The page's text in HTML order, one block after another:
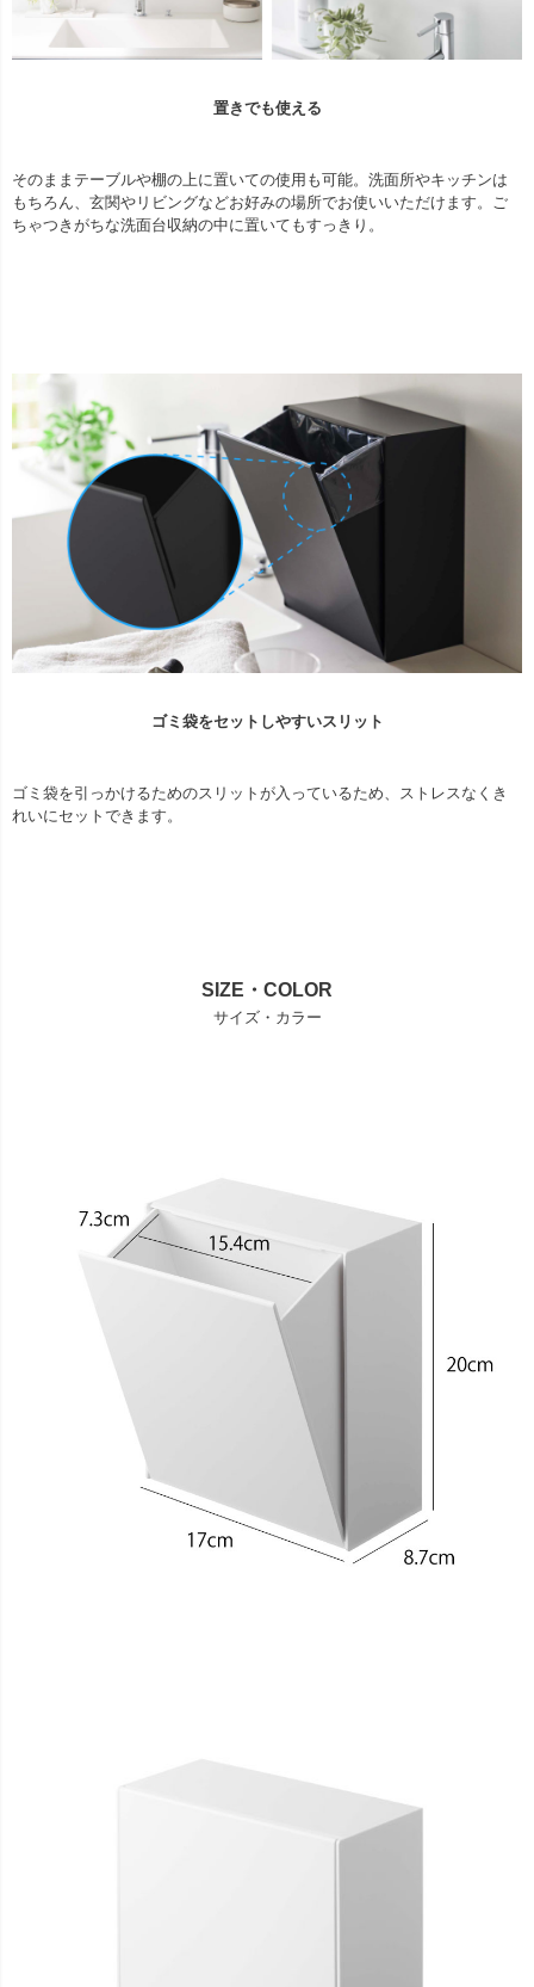
置きでも使える
そのままテーブルや棚の上に置いての使用も可能。洗面所やキッチンは
もちろん、玄関やリビングなどお好みの場所でお使いいただけます。ご
ちゃつきがちな洗面台収納の中に置いてもすっきり。
ゴミ袋をセットしやすいスリット
ゴミ袋を引っかけるためのスリットが入っているため、ストレスなくき
れいにセットできます。
SIZE・COLOR
サイズ・カラー